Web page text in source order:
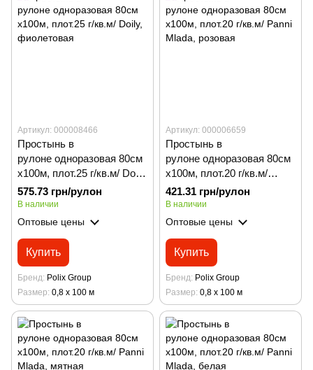
Артикул: 000008466
Простынь в
рулоне одноразовая 80см
х100м, плот.25 г/кв.м/ Doily,
фиолетовая
575.73 грн/рулон
В наличии
Оптовые цены
Купить
Бренд Polix Group
Размер 0,8 х 100 м
Артикул: 000006659
Простынь в
рулоне одноразовая 80см
х100м, плот.20 г/кв.м/
Panni Mladа, розовая
421.31 грн/рулон
В наличии
Оптовые цены
Купить
Бренд Polix Group
Размер 0,8 х 100 м